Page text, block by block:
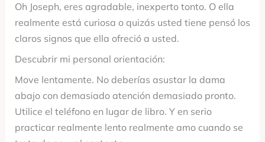
Oh Joseph, eres agradable, inexperto tonto. O ella
realmente está curiosa o quizás usted tiene pensó los
claros signos que ella ofreció a usted.
Descubrir mi personal orientación:
Move lentamente. No deberías asustar la dama
abajo con demasiado atención demasiado pronto.
Utilice el teléfono en lugar de libro. Y en serio
practicar realmente lento realmente amo cuando se